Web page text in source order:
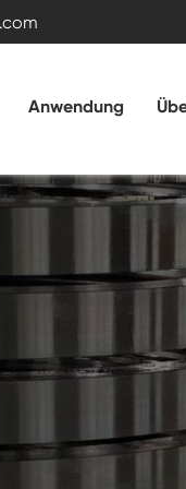
Kreuz
Schwenk
Schwenk
Anwendung